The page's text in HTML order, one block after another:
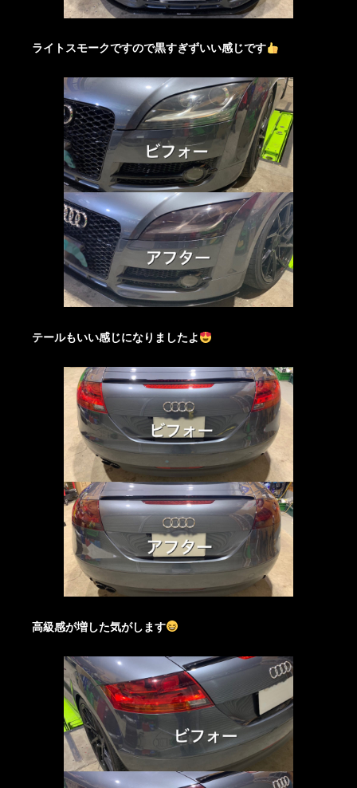
ライトスモークですので黒すぎずいい感じです
テールもいい感じになりましたよ
高級感が増した気がします